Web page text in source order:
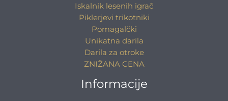
Iskalnik lesenih igrač
Piklerjevi trikotniki
Pomagalčki
Unikatna darila
Darila za otroke
ZNIŽANA CENA
Informacije